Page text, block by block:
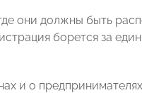
они должны быть
борется за
и о